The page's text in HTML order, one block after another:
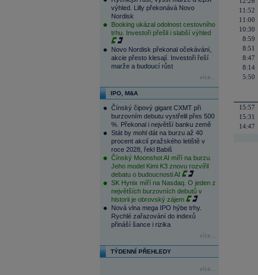
výhled. Lilly překonává Novo
Nordisk
Booking ukázal odolnost cestovního
trhu. Investoři přešli i slabší výhled
Novo Nordisk překonal očekávání,
akcie přesto klesají. Investoři řeší
marže a budoucí růst
více...
IPO, M&A
Čínský čipový gigant CXMT při
burzovním debutu vystřelil přes 500
%. Překonal i největší banku země
Stát by mohl dát na burzu až 40
procent akcií pražského letiště v
roce 2028, řekl Babiš
Čínský Moonshot AI míří na burzu.
Jeho model Kimi K3 znovu rozvířil
debatu o budoucnosti AI
SK Hynix míří na Nasdaq. O jeden z
největších burzovních debutů v
historii je obrovský zájem
Nová vlna mega IPO hýbe trhy.
Rychlé zařazování do indexů
přináší šance i rizika
více...
TÝDENNÍ PŘEHLEDY
více...
11:52
11:00
10:30
8:59
8:51
8:47
8:14
5:50
15:57
15:31
14:47